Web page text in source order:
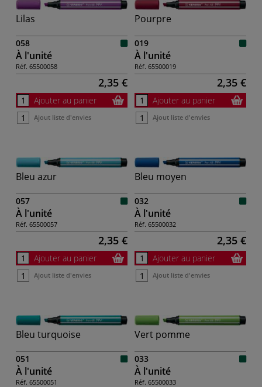
Lilas
058
À l'unité
Réf. 65500058
2,35 €
Ajouter au panier
Ajout liste d'envies
Pourpre
019
À l'unité
Réf. 65500019
2,35 €
Ajouter au panier
Ajout liste d'envies
Bleu azur
057
À l'unité
Réf. 65500057
2,35 €
Ajouter au panier
Ajout liste d'envies
Bleu moyen
032
À l'unité
Réf. 65500032
2,35 €
Ajouter au panier
Ajout liste d'envies
Bleu turquoise
051
À l'unité
Réf. 65500051
Vert pomme
033
À l'unité
Réf. 65500033